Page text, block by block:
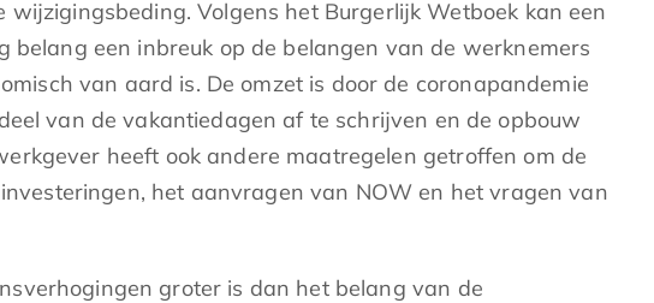
Volgens het Burgerlijk Wetboek kan een
een inbreuk op de belangen van de werknemers
van aard is. De omzet is door de coronapandemie
van de vakantiedagen af te schrijven en de opbouw
heeft ook andere maatregelen getroffen om de
het aanvragen van NOW en het vragen van
groter is dan het belang van de